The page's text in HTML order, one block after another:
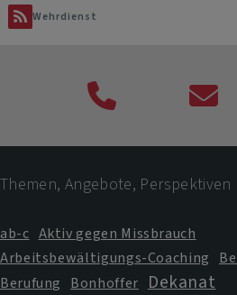
Wehrdienst
Telefon
Themen, Angebote, Perspektiven
ab-c Aktiv gegen Missbrauch
Arbeitsbewältigungs-Coaching
Berufung
Bonhoffer
Dekanat